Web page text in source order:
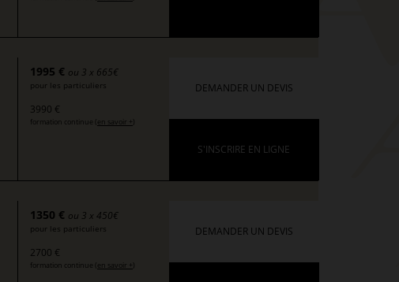
1995 € ou 3 x 665€
pour les particuliers
3990 €
formation continue ( en savoir + )
DEMANDER UN DEVIS
S'INSCRIRE EN LIGNE
1350 € ou 3 x 450€
pour les particuliers
2700 €
formation continue ( en savoir + )
DEMANDER UN DEVIS